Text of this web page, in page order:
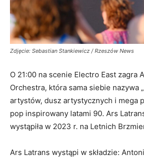
Zdjęcie: Sebastian Stankiewicz / Rzeszów News
O 21:00 na scenie Electro East zagra
Orchestra, która sama siebie nazywa
artystów, dusz artystycznych i mega
pop inspirowany latami 90. Ars
wystąpiła w 2023 r. na Letnich
Ars Latrans wystąpi w składzie: